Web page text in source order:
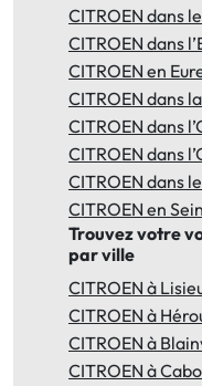
CITROEN dans
CITROEN dans
CITROEN en
CITROEN dans
CITROEN dans
CITROEN dans
CITROEN dans
CITROEN en
Trouvez votre
par ville
CITROEN à
CITROEN à
CITROEN à
CITROEN à